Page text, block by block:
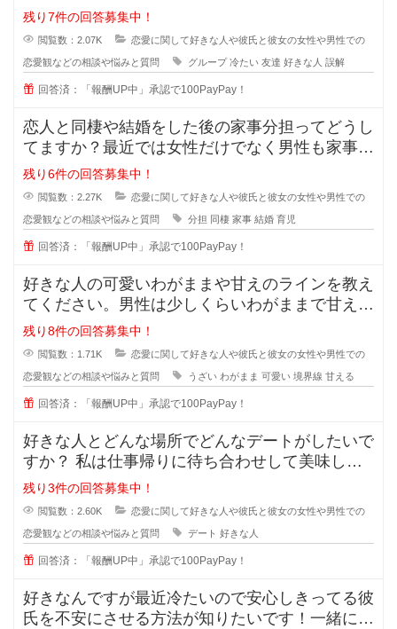
階で、2人だとまだぎこちないから
残り7件の回答募集中！
閲覧数：2.07K 恋愛に関して好きな人や彼氏と彼女の女性や男性での
恋愛観などの相談や悩みと質問 グループ 冷たい 友達 好きな人 誤解
回答済：「報酬UP中」承認で100PayPay！
恋人と同棲や結婚をした後の家事分担ってどうし
てますか？最近では女性だけでなく男性も家事を
やろうみたいな風潮がある時代です
残り6件の回答募集中！
閲覧数：2.27K 恋愛に関して好きな人や彼氏と彼女の女性や男性での
恋愛観などの相談や悩みと質問 分担 同棲 家事 結婚 育児
回答済：「報酬UP中」承認で100PayPay！
好きな人の可愛いわがままや甘えのラインを教え
てください。男性は少しくらいわがままで甘えて
くれる女性が好きと言いますが、あ
残り8件の回答募集中！
閲覧数：1.71K 恋愛に関して好きな人や彼氏と彼女の女性や男性での
恋愛観などの相談や悩みと質問 うざい わがまま 可愛い 境界線 甘える
回答済：「報酬UP中」承認で100PayPay！
好きな人とどんな場所でどんなデートがしたいで
すか？ 私は仕事帰りに待ち合わせして美味しい
ものを一緒に食べながら時間を過ご
残り3件の回答募集中！
閲覧数：2.60K 恋愛に関して好きな人や彼氏と彼女の女性や男性での
恋愛観などの相談や悩みと質問 デート 好きな人
回答済：「報酬UP中」承認で100PayPay！
好きなんですが最近冷たいので安心しきってる彼
氏を不安にさせる方法が知りたいです！一緒にい